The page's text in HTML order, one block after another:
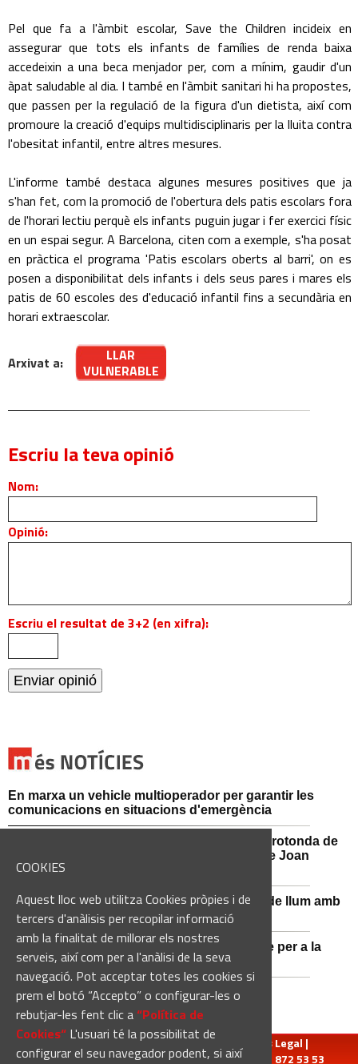
COOKIES
Aquest lloc web utilitza Cookies pròpies i de
tercers d'anàlisis per recopilar informació
amb la finalitat de millorar els nostres
serveis, així com per a l'anàlisi de la seva
navegació. Pot acceptar totes les cookies si
prem el botó “Accepto” o configurar-les o
rebutjar-les fent clic a“Política de
Cookies“ L'usuari té la possibilitat de
configurar el seu navegador podent, si així
Pel que fa a l'àmbit escolar, Save the Children incideix en
assegurar que tots els infants de famílies de renda baixa
accedeixin a una beca menjador per, com a mínim, gaudir d'un
àpat saludable al dia. I també en l'àmbit sanitari hi ha propostes,
que passen per la regulació de la figura d'un dietista, així com
promoure la creació d'equips multidisciplinaris per la lluita contra
l'obesitat infantil, entre altres mesures.
L'informe també destaca algunes mesures positives que ja
s'han fet, com la promoció de l'obertura dels patis escolars fora
de l'horari lectiu perquè els infants puguin jugar i fer exercici físic
en un espai segur. A Barcelona, citen com a exemple, s'ha posat
en pràctica el programa 'Patis escolars oberts al barri', on es
posen a disponibilitat dels infants i dels seus pares i mares els
patis de 60 escoles des d'educació infantil fins a secundària en
horari extraescolar.
Arxivat a:
LLAR
VULNERABLE
Escriu la teva opinió
Nom:
Opinió:
Escriu el resultat de 3+2 (en xifra):
En marxa un vehicle multioperador per garantir les
comunicacions en situacions d'emergència
Afectacions al trànsit aquest divendres a la rotonda de
l'Avinguda dels Dolors amb el carrer Alcalde Joan
Selves
Sant Vicenç de Castellet renova 570 punts de llum amb
tecnologia LED
Castellbell i el Vilar adquireix un nou vehicle per a la
Guàrdia Municipal
redaccio@manresadiari.cat|Qui som Avís Legal |
Pompeu Fabra, 7-13, 08240-Manresa | Tel.: 93 872 53 53